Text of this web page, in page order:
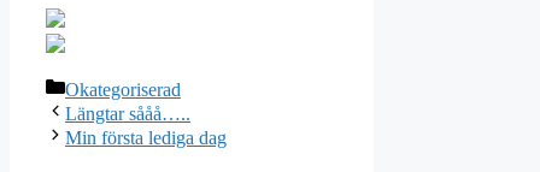
Kategorier
Okategoriserad
Längtar sååå…..
Min första lediga dag